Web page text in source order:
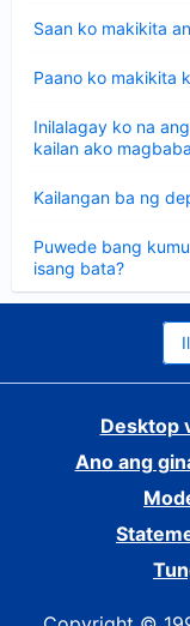
Saan ko makikita
ang
Paano ko makikita
ang
Inilalagay ko na
kailan ako
ang
sagot
Kailangan ba ng
ang
Puwede bang
isang bata?
ang
sagot
Desktop
Ano ang